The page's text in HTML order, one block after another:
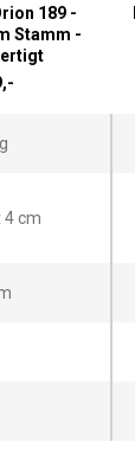
189 -
Stamm -
4 cm